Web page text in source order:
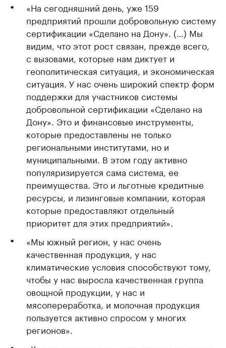
«На сегодняшний день, уже 159
предприятий прошли добровольную систему
сертификации «Сделано на Дону». (…) Мы
видим, что этот рост связан, прежде всего,
с вызовами, которые нам диктует и
геополитическая ситуация, и экономическая
ситуация. У нас очень широкий спектр форм
поддержки для участников системы
добровольной сертификации «Сделано на
Дону». Это и финансовые инструменты,
которые предоставлены не только
региональными институтами, но и
муниципальными. В этом году активно
популяризируется сама система, ее
преимущества. Это и льготные кредитные
ресурсы, и лизинговые компании, которая
которые предоставляют отдельный
приоритет для этих предприятий».
«Мы южный регион, у нас очень
качественная продукция, у нас
климатические условия способствуют тому,
чтобы у нас выросла качественная группа
овощной продукции, у нас и
мясопереработка, и молочная продукция
пользуется активно спросом у многих
регионов».